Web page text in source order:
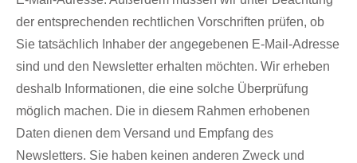
der entsprechenden rechtlichen Vorschriften prüfen, ob
Sie tatsächlich Inhaber der angegebenen E-Mail-Adresse
sind und den Newsletter erhalten möchten. Wir erheben
deshalb Informationen, die eine solche Überprüfung
möglich machen. Die in diesem Rahmen erhobenen
Daten dienen dem Versand und Empfang des
Newsletters. Sie haben keinen anderen Zweck und